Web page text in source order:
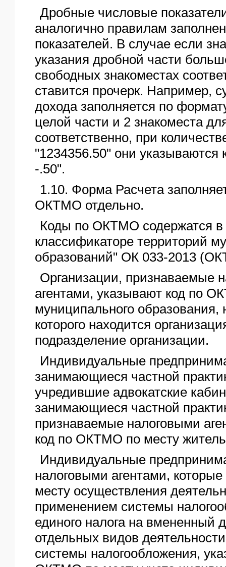
Дробные числовые
аналогично правилам
показателей. В случае если
указания дробной части
свободных знакоместах
ставится прочерк. Например,
дохода заполняется по
целой части и 2 знакоместа
соответственно, при
"1234356.50" они указываются
-.50".
1.10. Форма Расчета
ОКТМО отдельно.
Коды по ОКТМО содержатся
классификаторе территорий
образований" ОК 033-2013
Организации, признаваемые
агентами, указывают код по
муниципального образования,
которого находится
подразделение организации.
Индивидуальные
занимающиеся частной
учредившие адвокатские
занимающиеся частной
признаваемые налоговыми
код по ОКТМО по месту
Индивидуальные
налоговыми агентами, которые
месту осуществления
применением системы
единого налога на вмененный
отдельных видов
системы налогообложения,